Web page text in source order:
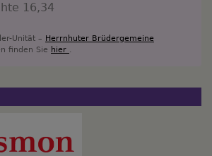
16,34
Unität – Herrnhuter Brüdergemeine
finden Sie hier .